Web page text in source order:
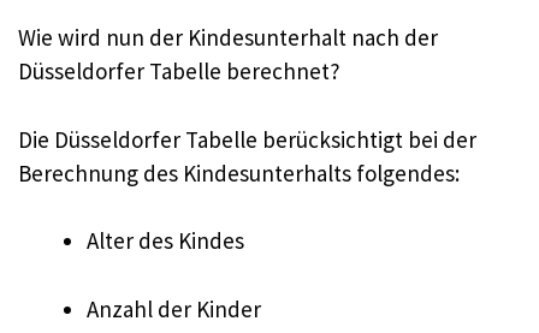
Wie wird nun der Kindesunterhalt nach der
Düsseldorfer Tabelle berechnet?
Die Düsseldorfer Tabelle berücksichtigt bei der
Berechnung des Kindesunterhalts folgendes:
Alter des Kindes
Anzahl der Kinder